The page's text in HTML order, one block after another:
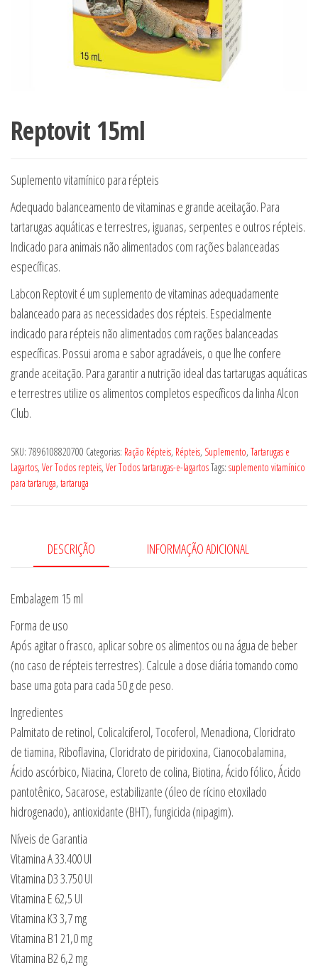
Reptovit 15ml
Suplemento vitamínico para répteis
Adequado balanceamento de vitaminas e grande aceitação. Para
tartarugas aquáticas e terrestres, iguanas, serpentes e outros répteis.
Indicado para animais não alimentados com rações balanceadas
específicas.
Labcon Reptovit é um suplemento de vitaminas adequadamente
balanceado para as necessidades dos répteis. Especialmente
indicado para répteis não alimentados com rações balanceadas
específicas. Possui aroma e sabor agradáveis, o que lhe confere
grande aceitação. Para garantir a nutrição ideal das tartarugas aquáticas
e terrestres utilize os alimentos completos específicos da linha Alcon
Club.
SKU: 7896108820700 Categorias: Ração Répteis, Répteis, Suplemento, Tartarugas e
Lagartos, Ver Todos repteis, Ver Todos tartarugas-e-lagartosTags: suplemento vitamínico
para tartaruga, tartaruga
DESCRIÇÃO INFORMAÇÃO ADICIONAL
Embalagem 15 ml
Forma de uso
Após agitar o frasco, aplicar sobre os alimentos ou na água de beber
(no caso de répteis terrestres). Calcule a dose diária tomando como
base uma gota para cada 50 g de peso.
Ingredientes
Palmitato de retinol, Colicalciferol, Tocoferol, Menadiona, Cloridrato
de tiamina, Riboflavina, Cloridrato de piridoxina, Cianocobalamina,
Ácido ascórbico, Niacina, Cloreto de colina, Biotina, Ácido fólico, Ácido
pantotênico, Sacarose, estabilizante (óleo de rícino etoxilado
hidrogenado), antioxidante (BHT), fungicida (nipagim).
Níveis de Garantia
Vitamina A 33.400 UI
Vitamina D3 3.750 UI
Vitamina E 62,5 UI
Vitamina K3 3,7 mg
Vitamina B1 21,0 mg
Vitamina B2 6,2 mg